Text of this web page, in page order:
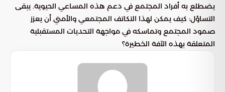
يضطلع به أفراد المجتمع في دعم هذه المساعي الحيوية. يبقى
التساؤل: كيف يمكن لهذا التكاتف المجتمعي والأمني أن يعزز
صمود المجتمع وتماسكه في مواجهة التحديات المستقبلية
المتعلقة بهذه الآفة الخطيرة؟